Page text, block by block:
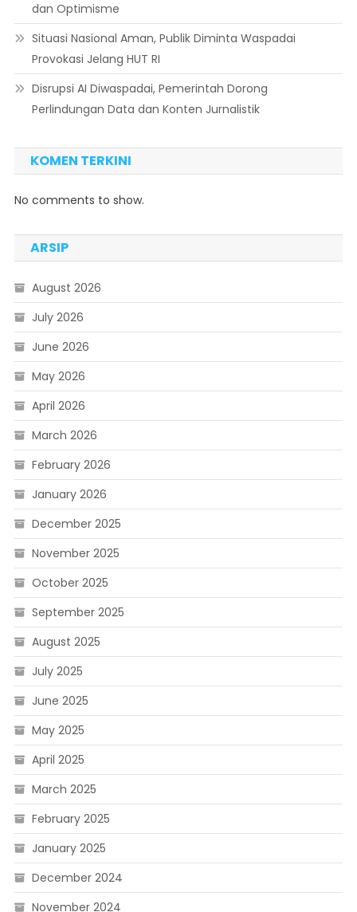
dan Optimisme
Situasi Nasional Aman, Publik Diminta Waspadai
Provokasi Jelang HUT RI
Disrupsi AI Diwaspadai, Pemerintah Dorong
Perlindungan Data dan Konten Jurnalistik
KOMEN TERKINI
No comments to show.
ARSIP
August 2026
July 2026
June 2026
May 2026
April 2026
March 2026
February 2026
January 2026
December 2025
November 2025
October 2025
September 2025
August 2025
July 2025
June 2025
May 2025
April 2025
March 2025
February 2025
January 2025
December 2024
November 2024